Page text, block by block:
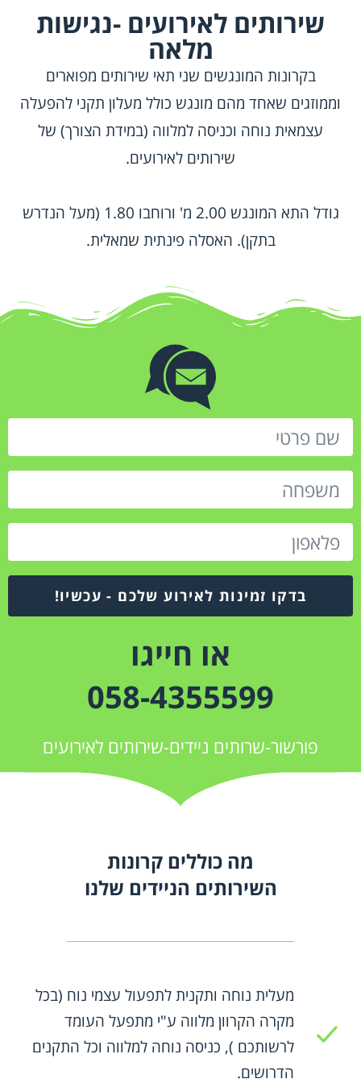
שירותים לאירועים -נגישות
מלאה
בקרונות המונגשים שני תאי שירותים מפוארים
וממוזגים שאחד מהם מונגש כולל מעלון תקני להפעלה
עצמאית נוחה וכניסה למלווה (במידת הצורך) של
שירותים לאירועים.
גודל התא המונגש 2.00 מ' ורוחבו 1.80 (מעל הנדרש
בתקן). האסלה פינתית שמאלית.
בדקו זמינות לאירוע שלכם - עכשיו!
או חייגו
058-4355599
פורשור-שרותים ניידים-שירותים לאירועים
מה כוללים קרונות
השירותים הניידים שלנו
מעלית נוחה ותקנית לתפעול עצמי נוח (בכל
מקרה הקרוון מלווה ע"י מתפעל העומד
לרשותכם ), כניסה נוחה למלווה וכל התקנים
הדרושים.